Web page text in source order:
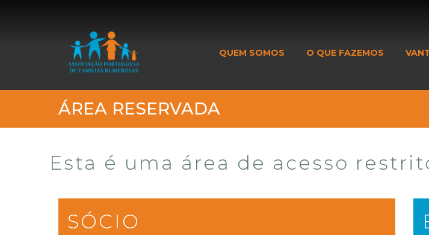
QUEM SOMOS O QUE FAZEMOS
ÁREA RESERVADA
Esta é uma área de acesso
SÓCIO